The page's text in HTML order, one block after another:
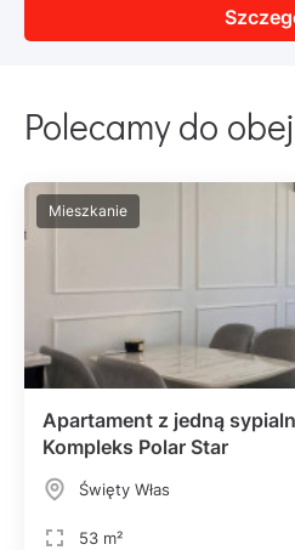
Polecamy do
Mieszkanie
Apartament z jedną
Kompleks Polar Star
Święty Włas
53 m²